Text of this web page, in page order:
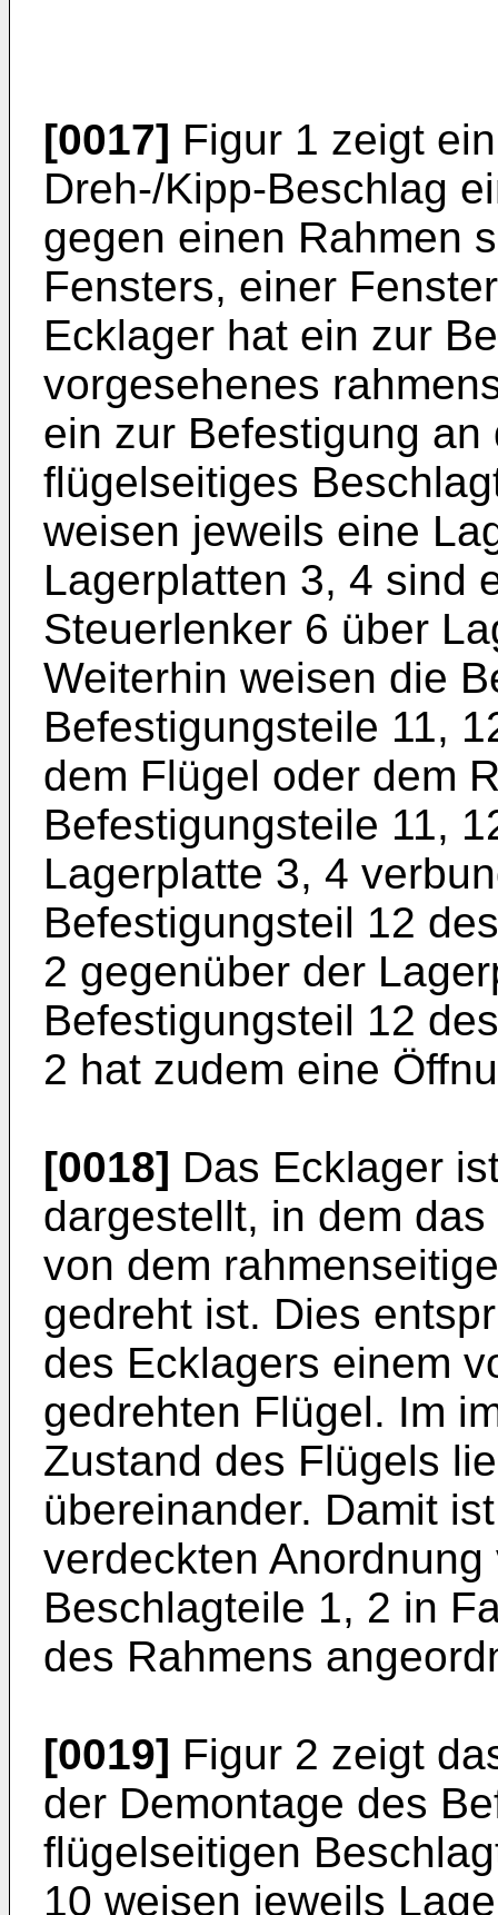
[0017] Figur 1 zeigt
Dreh-/Kipp-Beschlag
gegen einen Rahmen
Fensters, einer
Ecklager hat ein zur
vorgesehenes
ein zur Befestigung
flügelseitiges
weisen jeweils eine
Lagerplatten 3, 4 sind
Steuerlenker 6 über
Weiterhin weisen die
Befestigungsteile 11,
dem Flügel oder dem
Befestigungsteile 11,
Lagerplatte 3, 4
Befestigungsteil 12
2 gegenüber der
Befestigungsteil 12
2 hat zudem eine
[0018] Das Ecklager
dargestellt, in dem
von dem
gedreht ist. Dies
des Ecklagers einem
gedrehten Flügel. Im
Zustand des Flügels
übereinander. Damit
verdeckten
Beschlagteile 1, 2 in
des Rahmens
[0019] Figur 2 zeigt
der Demontage des
flügelseitigen
10 weisen jeweils